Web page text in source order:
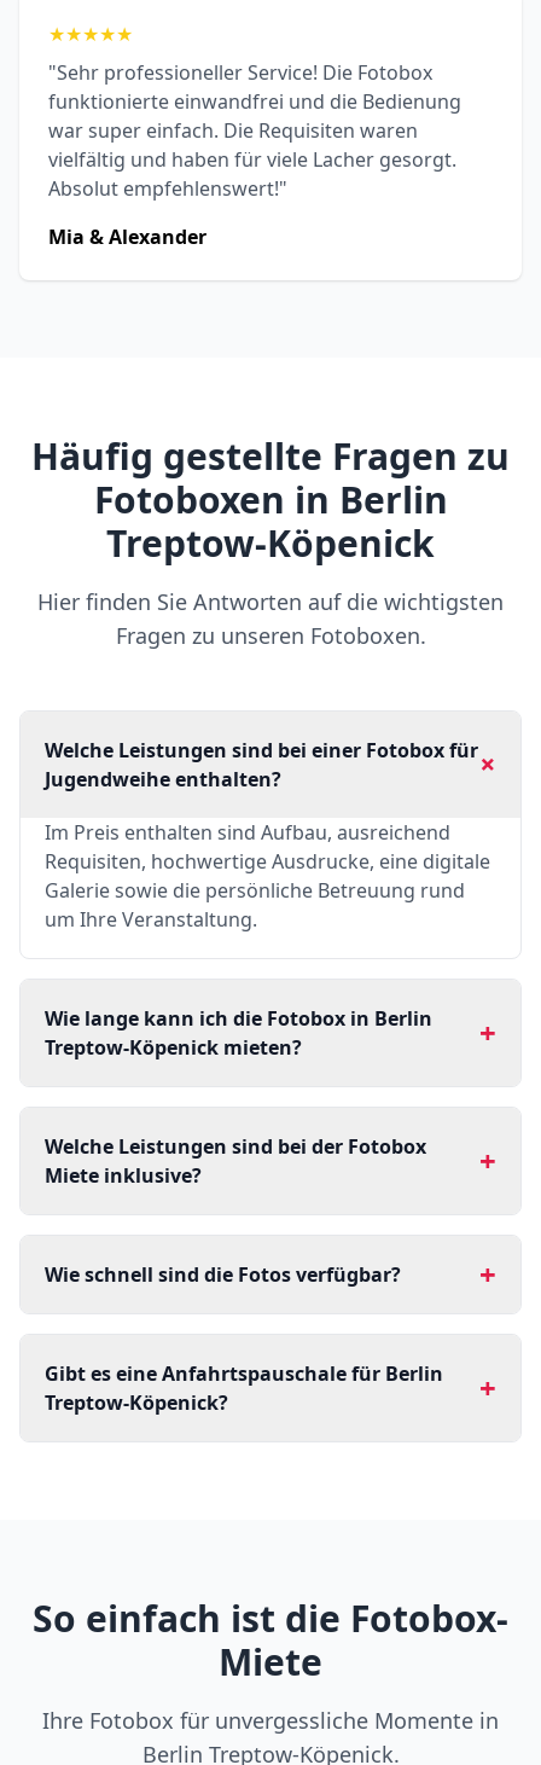
★★★★★
"Sehr professioneller Service! Die Fotobox
funktionierte einwandfrei und die Bedienung
war super einfach. Die Requisiten waren
vielfältig und haben für viele Lacher gesorgt.
Absolut empfehlenswert!"
Mia & Alexander
Häufig gestellte Fragen zu
Fotoboxen in Berlin
Treptow-Köpenick
Hier finden Sie Antworten auf die wichtigsten
Fragen zu unseren Fotoboxen.
Welche Leistungen sind bei einer Fotobox für
Jugendweihe enthalten?
+
Im Preis enthalten sind Aufbau, ausreichend
Requisiten, hochwertige Ausdrucke, eine digitale
Galerie sowie die persönliche Betreuung rund
um Ihre Veranstaltung.
Wie lange kann ich die Fotobox in Berlin
Treptow-Köpenick mieten?
+
Welche Leistungen sind bei der Fotobox
Miete inklusive?
+
Wie schnell sind die Fotos verfügbar? +
Gibt es eine Anfahrtspauschale für Berlin
Treptow-Köpenick?
+
So einfach ist die Fotobox-
Miete
Ihre Fotobox für unvergessliche Momente in
Berlin Treptow-Köpenick.